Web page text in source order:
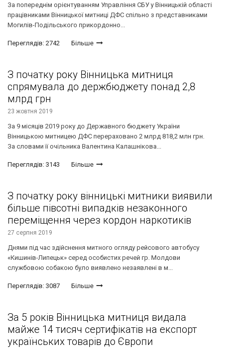
За попереднім орієнтуванням Управління СБУ у Вінницькій області
працівниками Вінницької митниці ДФС спільно з представниками
Могилів-Подільського прикордонно...
Переглядів: 2742 Більше
З початку року Вінницька митниця
спрямувала до держбюджету понад 2,8
млрд грн
23 жовтня 2019
За 9 місяців 2019 року до Державного бюджету України
Вінницькою митницею ДФС перераховано 2 млрд 818,2 млн грн.
За словами її очільника Валентина Калашнікова...
Переглядів: 3143 Більше
З початку року вінницькі митники виявили
більше півсотні випадків незаконного
переміщення через кордон наркотиків
27 серпня 2019
Днями під час здійснення митного огляду рейсового автобусу
«Кишинів-Липецьк» серед особистих речей гр. Молдови
службовою собакою було виявлено незаявлені в м...
Переглядів: 3087 Більше
За 5 років Вінницька митниця видала
майже 14 тисяч сертифікатів на експорт
українських товарів до Європи